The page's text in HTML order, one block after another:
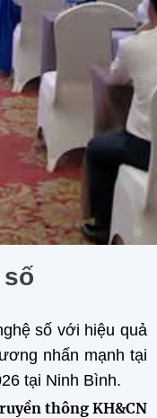
số với hiệu quả
nhấn mạnh tại
tại Ninh Bình.
thông KH&CN